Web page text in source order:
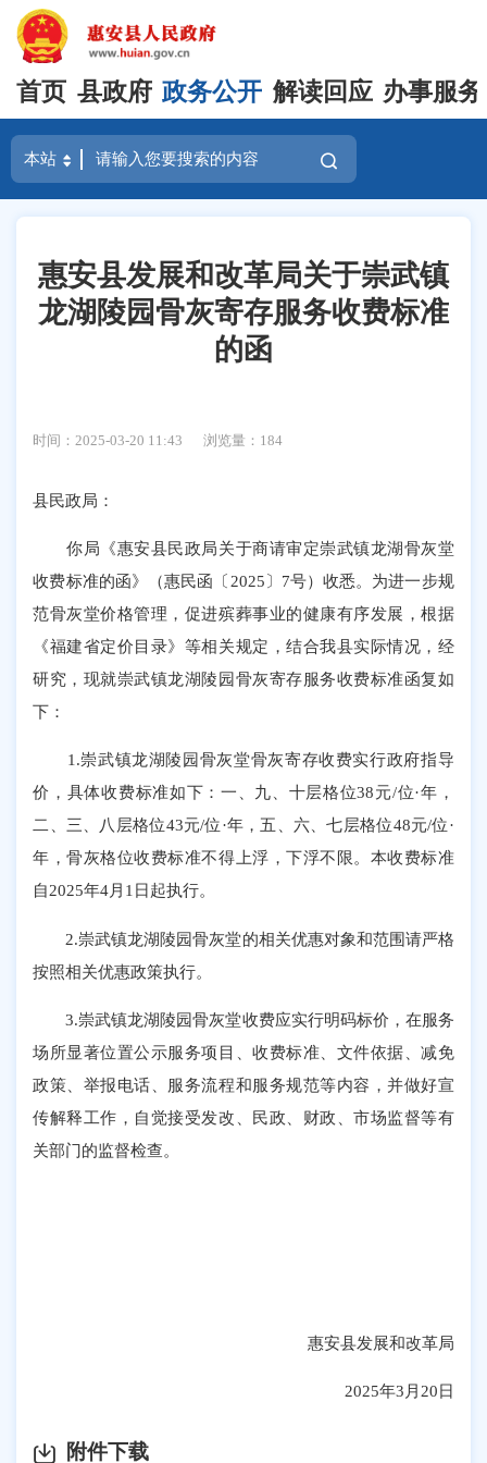
首页 县政府 政务公开 解读回应 办事服务
惠安县发展和改革局关于崇武镇
龙湖陵园骨灰寄存服务收费标准
的函
时间：2025-03-20 11:43 浏览量： 184
县民政局：
你局《惠安县民政局关于商请审定崇武镇龙湖骨灰堂
收费标准的函》（惠民函〔2025〕7号）收悉。为进一步规
范骨灰堂价格管理，促进殡葬事业的健康有序发展，根据
《福建省定价目录》等相关规定，结合我县实际情况，经
研究，现就崇武镇龙湖陵园骨灰寄存服务收费标准函复如
下：
1.崇武镇龙湖陵园骨灰堂骨灰寄存收费实行政府指导
价，具体收费标准如下：一、九、十层格位38元/位·年，
二、三、八层格位43元/位·年，五、六、七层格位48元/位·
年，骨灰格位收费标准不得上浮，下浮不限。本收费标准
自2025年4月1日起执行。
2.崇武镇龙湖陵园骨灰堂的相关优惠对象和范围请严格
按照相关优惠政策执行。
3.崇武镇龙湖陵园骨灰堂收费应实行明码标价，在服务
场所显著位置公示服务项目、收费标准、文件依据、减免
政策、举报电话、服务流程和服务规范等内容，并做好宣
传解释工作，自觉接受发改、民政、财政、市场监督等有
关部门的监督检查。
惠安县发展和改革局
2025年3月20日
附件下载